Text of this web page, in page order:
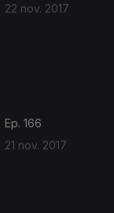
22 nov. 2017
Ep. 166
21 nov. 2017